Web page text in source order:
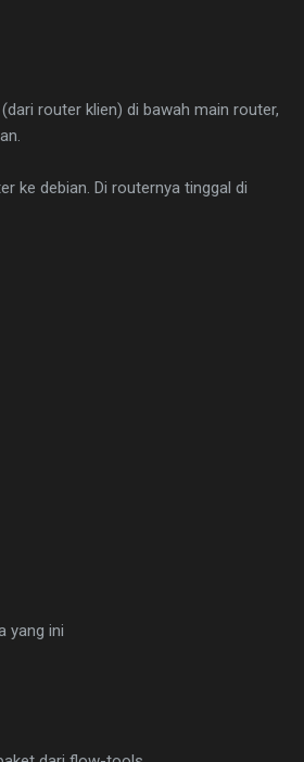
router klien) di bawah main router,
ke debian. Di routernya tinggal di
yang ini